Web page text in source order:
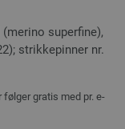
superfine),
strikkepinner nr.
gratis med pr. e-